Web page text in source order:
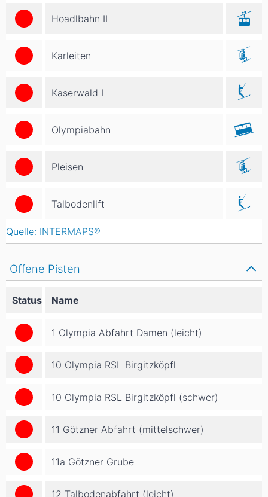
Offene Pisten
Status Name
1 Olympia Abfahrt Damen (leicht)
10 Olympia RSL Birgitzköpfl
10 Olympia RSL Birgitzköpfl (schwer)
11 Götzner Abfahrt (mittelschwer)
11a Götzner Grube
12 Talbodenabfahrt (leicht)
Hoadlbahn II
Karleiten
Kaserwald I
Olympiabahn
Pleisen
Talbodenlift
Quelle: INTERMAPS®